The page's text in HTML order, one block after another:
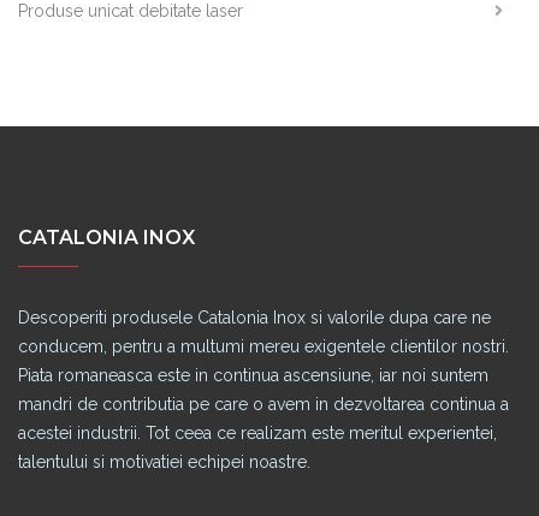
Produse unicat debitate laser
CATALONIA INOX
Descoperiti produsele Catalonia Inox si valorile dupa care ne
conducem, pentru a multumi mereu exigentele clientilor nostri.
Piata romaneasca este in continua ascensiune, iar noi suntem
mandri de contributia pe care o avem in dezvoltarea continua a
acestei industrii. Tot ceea ce realizam este meritul experientei,
talentului si motivatiei echipei noastre.